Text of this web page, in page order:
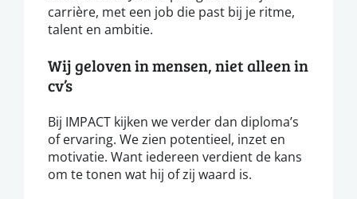
carrière, met een job die past bij je ritme,
talent en ambitie.
Wij geloven in mensen, niet alleen in
cv’s
Bij IMPACT kijken we verder dan diploma’s
of ervaring. We zien potentieel, inzet en
motivatie. Want iedereen verdient de kans
om te tonen wat hij of zij waard is.